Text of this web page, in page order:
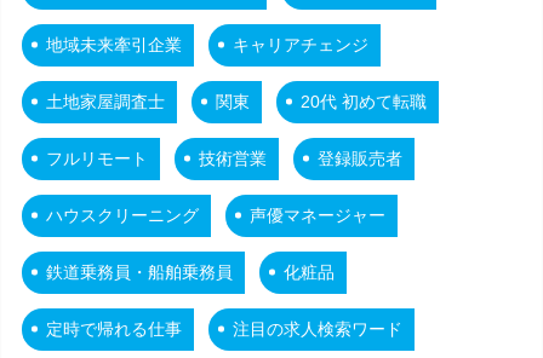
地域未来牽引企業 キャリアチェンジ
土地家屋調査士 関東 20代 初めて転職
フルリモート 技術営業 登録販売者
ハウスクリーニング 声優マネージャー
鉄道乗務員・船舶乗務員 化粧品
定時で帰れる仕事 注目の求人検索ワード